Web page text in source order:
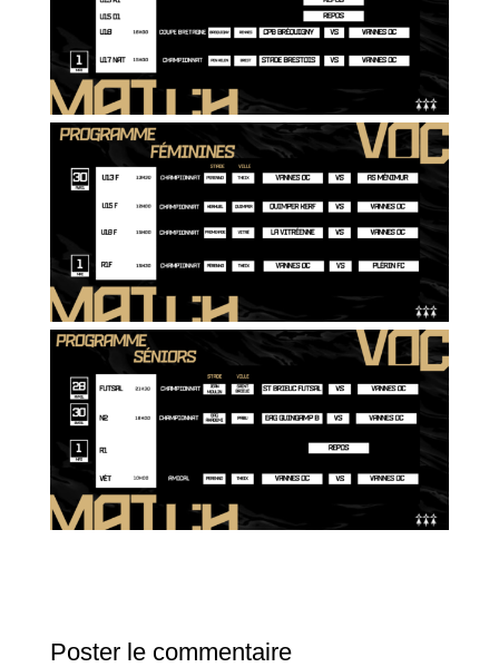
Poster le commentaire